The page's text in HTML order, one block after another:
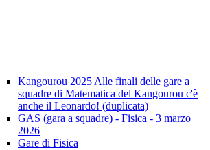
Kangourou 2025 Alle finali delle gare a
squadre di Matematica del Kangourou c'è
anche il Leonardo! (duplicata)
GAS (gara a squadre) - Fisica - 3 marzo
2026
Gare di Fisica